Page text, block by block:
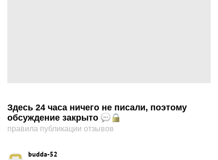
Здесь 24 часа ничего не писали, поэтому
обсуждение закрыто
правила публикации отзывов
budda-52